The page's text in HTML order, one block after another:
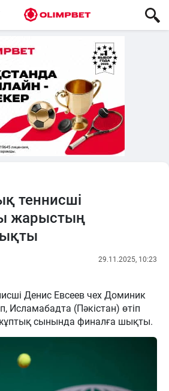
теннисші
жарыстың
29.11.2025, 10:23
Денис Евсеев чех Доминик
Исламабадта (Пәкістан) өтіп
сынында финалға шықты.